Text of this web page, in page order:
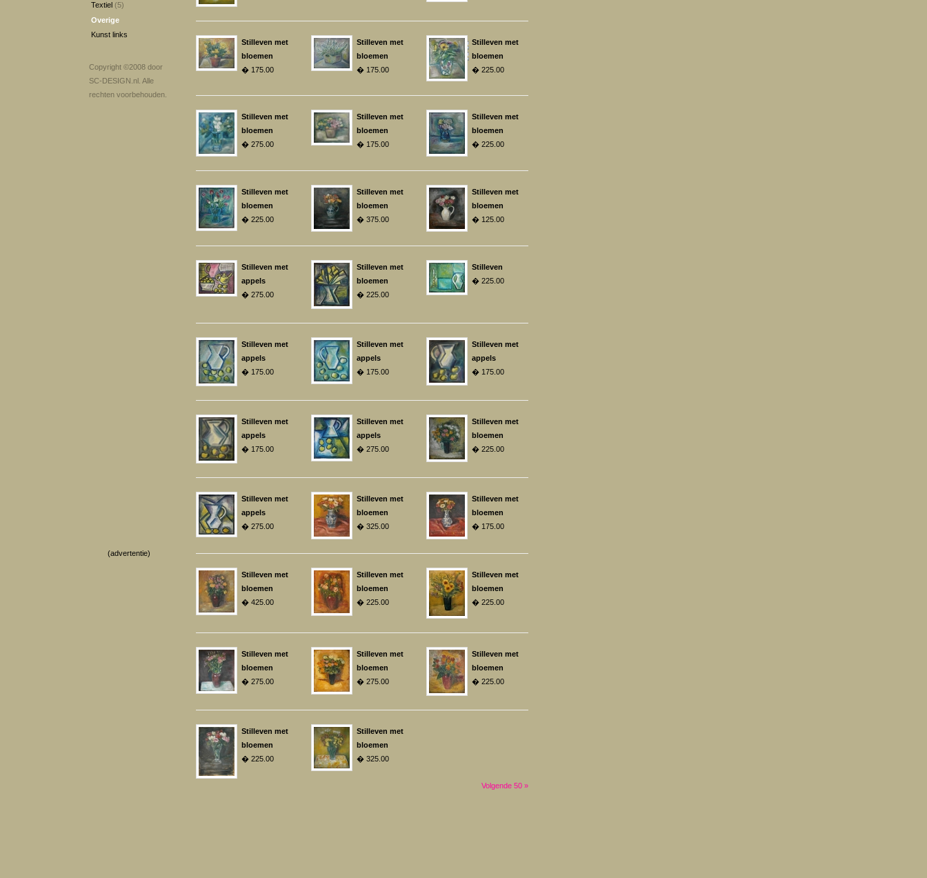
Textiel (5)
Overige
Kunst links
Copyright ©2008 door
SC-DESIGN.nl . Alle
rechten voorbehouden.
(advertentie)
Stilleven met
bloemen
� 175.00
Stilleven met
bloemen
� 175.00
Stilleven met
bloemen
� 225.00
Stilleven met
bloemen
� 275.00
Stilleven met
bloemen
� 175.00
Stilleven met
bloemen
� 225.00
Stilleven met
bloemen
� 225.00
Stilleven met
bloemen
� 375.00
Stilleven met
bloemen
� 125.00
Stilleven met
appels
� 275.00
Stilleven met
bloemen
� 225.00
Stilleven
� 225.00
Stilleven met
appels
� 175.00
Stilleven met
appels
� 175.00
Stilleven met
appels
� 175.00
Stilleven met
appels
� 175.00
Stilleven met
appels
� 275.00
Stilleven met
bloemen
� 225.00
Stilleven met
appels
� 275.00
Stilleven met
bloemen
� 325.00
Stilleven met
bloemen
� 175.00
Stilleven met
bloemen
� 425.00
Stilleven met
bloemen
� 225.00
Stilleven met
bloemen
� 225.00
Stilleven met
bloemen
� 275.00
Stilleven met
bloemen
� 275.00
Stilleven met
bloemen
� 225.00
Stilleven met
bloemen
� 225.00
Stilleven met
bloemen
� 325.00
Volgende 50 »